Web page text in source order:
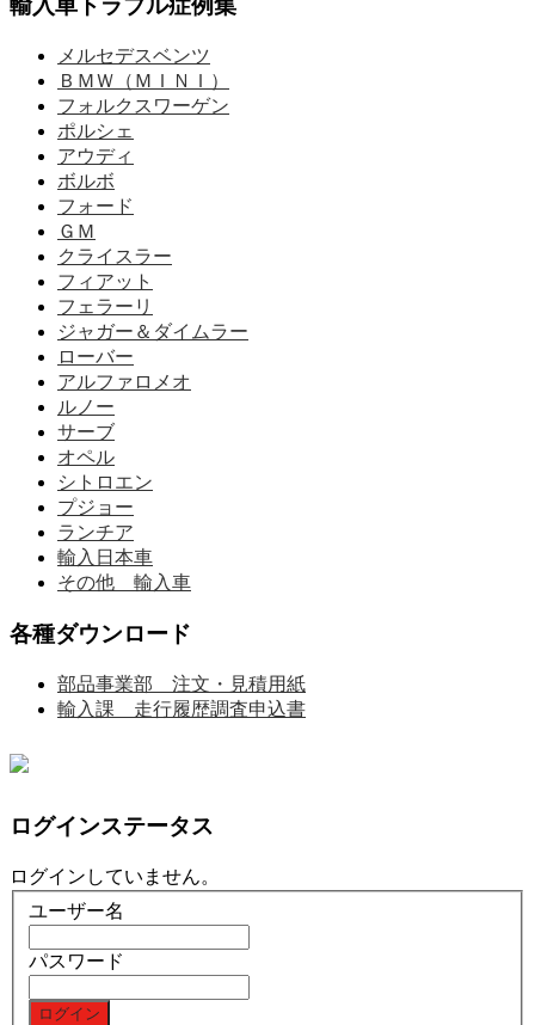
輸入車トラブル症例集
メルセデスベンツ
ＢＭＷ（ＭＩＮＩ）
フォルクスワーゲン
ポルシェ
アウディ
ボルボ
フォード
ＧＭ
クライスラー
フィアット
フェラーリ
ジャガー＆ダイムラー
ローバー
アルファロメオ
ルノー
サーブ
オペル
シトロエン
プジョー
ランチア
輸入日本車
その他 輸入車
各種ダウンロード
部品事業部 注文・見積用紙
輸入課 走行履歴調査申込書
ログインステータス
ログインしていません。
ユーザー名
パスワード